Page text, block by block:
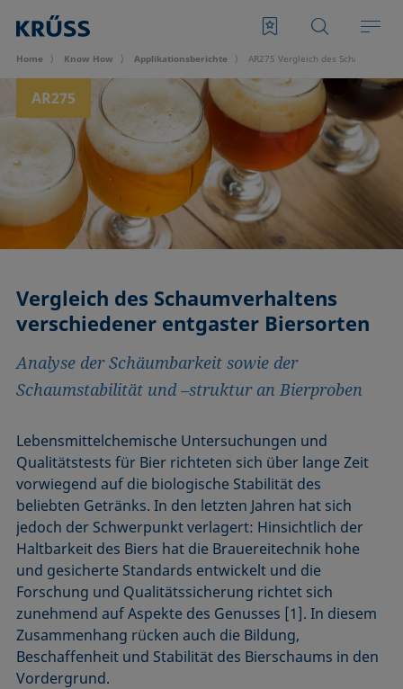
Home Know How Applikationsberichte AR275 Vergleich des
AR275
Vergleich des Schaumverhaltens
verschiedener entgaster Biersorten
Analyse der Schäumbarkeit sowie der
Schaumstabilität und –struktur an Bierproben
Lebensmittelchemische Untersuchungen und
Qualitätstests für Bier richteten sich über lange Zeit
vorwiegend auf die biologische Stabilität des
beliebten Getränks. In den letzten Jahren hat sich
jedoch der Schwerpunkt verlagert: Hinsichtlich der
Haltbarkeit des Biers hat die Brauereitechnik hohe
und gesicherte Standards entwickelt und die
Forschung und Qualitätssicherung richtet sich
zunehmend auf Aspekte des Genusses [1]. In diesem
Zusammenhang rücken auch die Bildung,
Beschaffenheit und Stabilität des Bierschaums in den
Vordergrund.